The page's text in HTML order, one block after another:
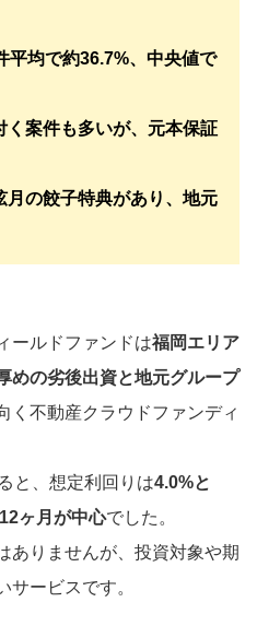
平均で約36.7%、中央値で
く案件も多いが、元本保証
月の餃子特典があり、地元
ールドファンドは福岡エリア
めの劣後出資と地元グループ
く不動産クラウドファンディ
と、想定利回りは4.0%と
12ヶ月が中心でした。
ありませんが、投資対象や期
サービスです。